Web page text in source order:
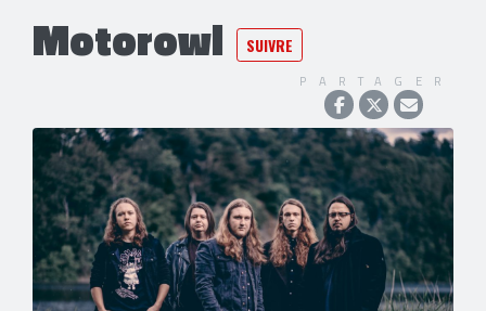
Motorowl SUIVRE
PARTAGER